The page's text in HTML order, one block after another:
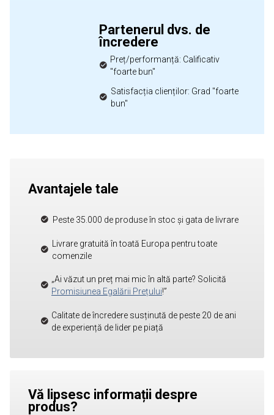
Partenerul dvs. de
încredere
Preț/performanță: Calificativ
"foarte bun"
Satisfacția clienților: Grad "foarte
bun"
Avantajele tale
Peste 35.000 de produse în stoc și gata de livrare
Livrare gratuită în toată Europa pentru toate
comenzile
„Ai văzut un preț mai mic în altă parte? Solicită
Promisiunea Egalării Prețului!”
Calitate de încredere susținută de peste 20 de ani
de experiență de lider pe piață
Vă lipsesc informații despre
produs?